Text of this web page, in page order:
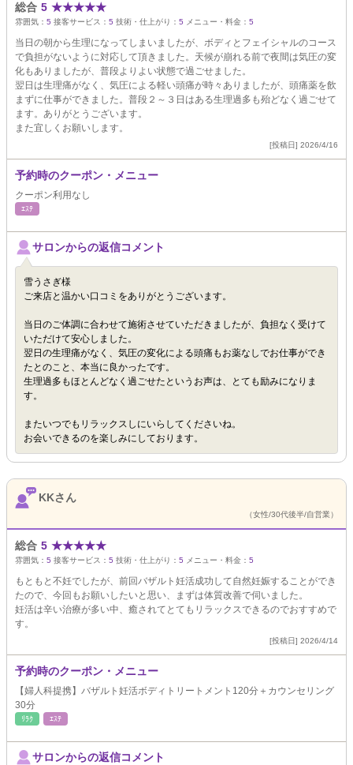
総合 5 ★★★★★
雰囲気： 5 接客サービス： 5 技術・仕上がり： 5 メニュー・料金： 5
当日の朝から生理になってしまいましたが、ボディとフェイシャルのコース
で負担がないように対応して頂きました。天候が崩れる前で夜間は気圧の変
化もありましたが、普段よりよい状態で過ごせました。
翌日は生理痛がなく、気圧による軽い頭痛が時々ありましたが、頭痛薬を飲
まずに仕事ができました。普段２～３日はある生理過多も殆どなく過ごせて
ます。ありがとうございます。
また宜しくお願いします。
[投稿日] 2026/4/16
予約時のクーポン・メニュー
クーポン利用なし
ｴｽﾃ
サロンからの返信コメント
雪うさぎ様
ご来店と温かい口コミをありがとうございます。
当日のご体調に合わせて施術させていただきましたが、負担なく受けて
いただけて安心しました。
翌日の生理痛がなく、気圧の変化による頭痛もお薬なしでお仕事ができ
たとのこと、本当に良かったです。
生理過多もほとんどなく過ごせたというお声は、とても励みになりま
す。
またいつでもリラックスしにいらしてくださいね。
お会いできるのを楽しみにしております。
KKさん
（女性/30代後半/自営業）
総合 5 ★★★★★
雰囲気： 5 接客サービス： 5 技術・仕上がり： 5 メニュー・料金： 5
もともと不妊でしたが、前回バザルト妊活成功して自然妊娠することができ
たので、今回もお願いしたいと思い、まずは体質改善で伺いました。
妊活は辛い治療が多い中、癒されてとてもリラックスできるのでおすすめで
す。
[投稿日] 2026/4/14
予約時のクーポン・メニュー
【婦人科提携】バザルト妊活ボディトリートメント120分＋カウンセリング
30分
ﾘﾗｸ ｴｽﾃ
サロンからの返信コメント